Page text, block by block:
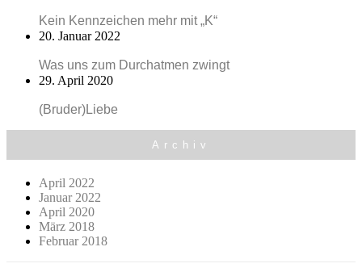
Kein Kennzeichen mehr mit „K“
20. Januar 2022
Was uns zum Durchatmen zwingt
29. April 2020
(Bruder)Liebe
Archiv
April 2022
Januar 2022
April 2020
März 2018
Februar 2018